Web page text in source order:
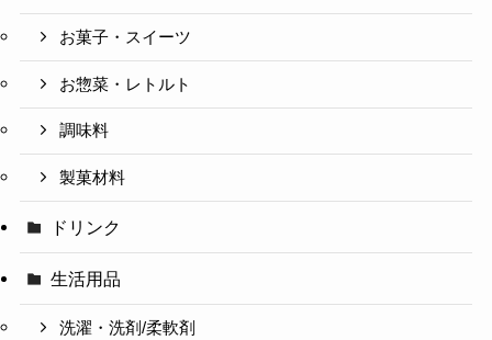
お菓子・スイーツ
お惣菜・レトルト
調味料
製菓材料
ドリンク
生活用品
洗濯・洗剤/柔軟剤